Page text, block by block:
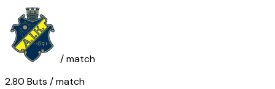
/ match
2.80 Buts / match